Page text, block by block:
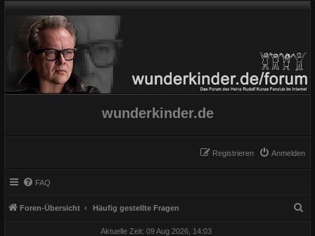
wunderkinder.de
Anmelden
Registrieren
FAQ
Foren-Übersicht Häufig gestellte Fragen
Aktuelle Zeit: 09 Aug 2026, 14:03